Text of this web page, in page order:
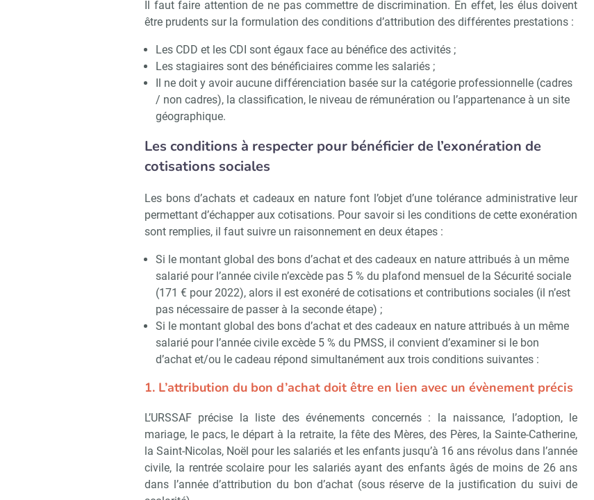
Il faut faire attention de ne pas commettre de discrimination. En effet, les élus doivent
être prudents sur la formulation des conditions d’attribution des différentes prestations :
Les CDD et les CDI sont égaux face au bénéfice des activités ;
Les stagiaires sont des bénéficiaires comme les salariés ;
Il ne doit y avoir aucune différenciation basée sur la catégorie professionnelle (cadres
/ non cadres), la classification, le niveau de rémunération ou l’appartenance à un site
géographique.
Les conditions à respecter pour bénéficier de l’exonération de
cotisations sociales
Les bons d’achats et cadeaux en nature font l’objet d’une tolérance administrative leur
permettant d’échapper aux cotisations. Pour savoir si les conditions de cette exonération
sont remplies, il faut suivre un raisonnement en deux étapes :
Si le montant global des bons d’achat et des cadeaux en nature attribués à un même
salarié pour l’année civile n’excède pas 5 % du plafond mensuel de la Sécurité sociale
(171 € pour 2022), alors il est exonéré de cotisations et contributions sociales (il n’est
pas nécessaire de passer à la seconde étape) ;
Si le montant global des bons d’achat et des cadeaux en nature attribués à un même
salarié pour l’année civile excède 5 % du PMSS, il convient d’examiner si le bon
d’achat et/ou le cadeau répond simultanément aux trois conditions suivantes :
1. L’attribution du bon d’achat doit être en lien avec un évènement précis
L’URSSAF précise la liste des événements concernés : la naissance, l’adoption, le
mariage, le pacs, le départ à la retraite, la fête des Mères, des Pères, la Sainte-Catherine,
la Saint-Nicolas, Noël pour les salariés et les enfants jusqu’à 16 ans révolus dans l’année
civile, la rentrée scolaire pour les salariés ayant des enfants âgés de moins de 26 ans
dans l’année d’attribution du bon d’achat (sous réserve de la justification du suivi de